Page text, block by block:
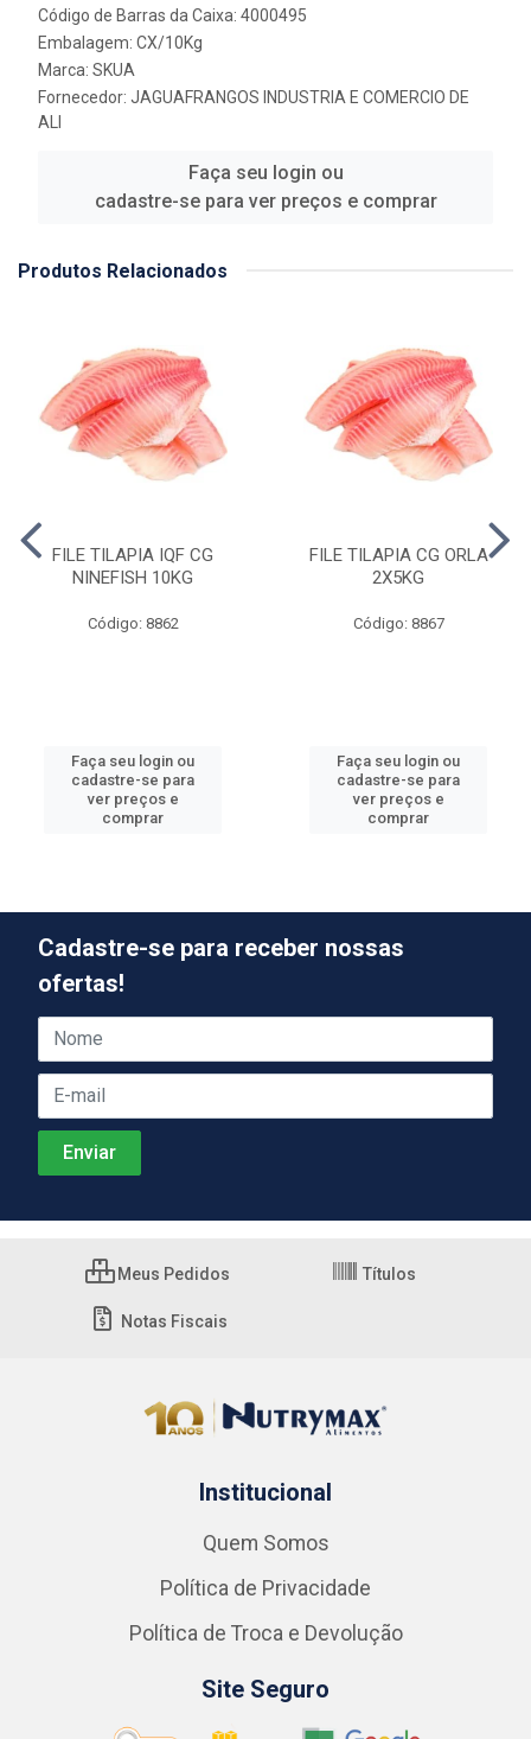
Código de Barras da Caixa: 4000495
Embalagem: CX/10Kg
Marca: SKUA
Fornecedor: JAGUAFRANGOS INDUSTRIA E COMERCIO DE
ALI
Faça seu login ou
cadastre-se para ver preços e comprar
Produtos Relacionados
FILE TILAPIA IQF CG
NINEFISH 10KG
Código: 8862
Faça seu login ou
cadastre-se para
ver preços e
comprar
FILE TILAPIA CG ORLA
2X5KG
Código: 8867
Faça seu login ou
cadastre-se para
ver preços e
comprar
Cadastre-se para receber nossas
ofertas!
Meus Pedidos Títulos
Notas Fiscais
Institucional
Quem Somos
Política de Privacidade
Política de Troca e Devolução
Site Seguro